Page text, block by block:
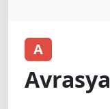
A
Avrasya